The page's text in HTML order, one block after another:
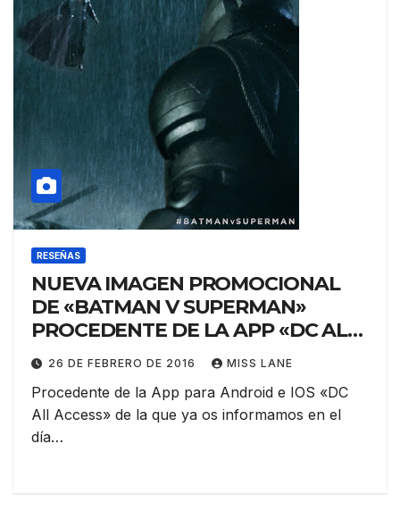
RESEÑAS
NUEVA IMAGEN PROMOCIONAL
DE «BATMAN V SUPERMAN»
PROCEDENTE DE LA APP «DC ALL
ACCESS»
26 DE FEBRERO DE 2016 MISS LANE
Procedente de la App para Android e IOS «DC
All Access» de la que ya os informamos en el
día…